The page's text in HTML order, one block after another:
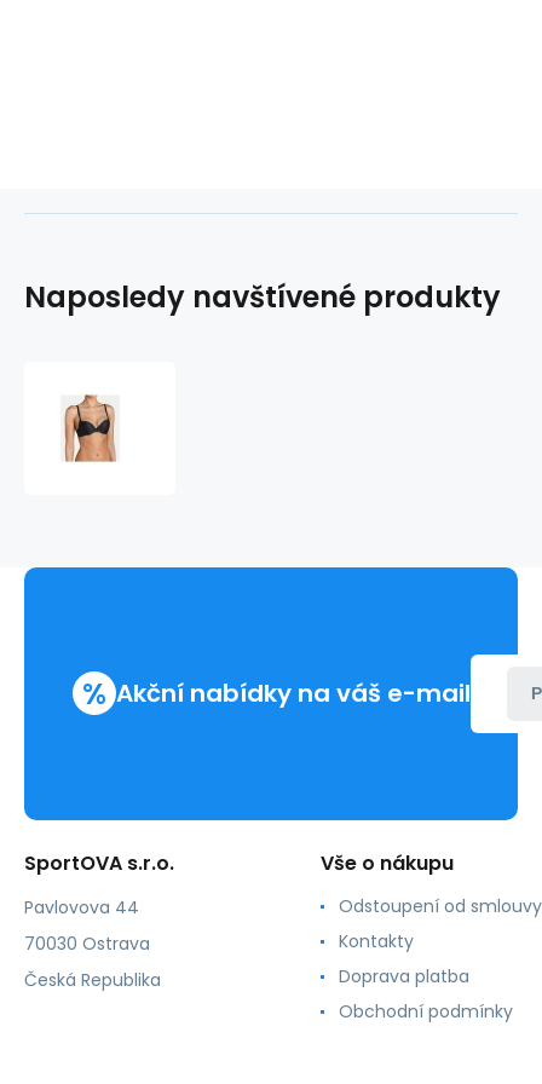
Naposledy navštívené produkty
Triumph
% Akční nabídky na váš e-mail
SportOVA s.r.o.
Pavlovova 44
70030 Ostrava
Česká Republika
Vše o nákupu
Odstoupení od smlouvy
Kontakty
Doprava platba
Obchodní podmínky